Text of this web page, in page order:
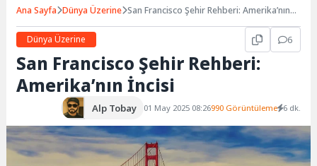
Ana Sayfa Dünya Üzerine San Francisco Şehir Rehberi: Amerika’nın
Dünya Üzerine
6
San Francisco Şehir Rehberi:
Amerika’nın İncisi
Alp Tobay 01 May 2025 08:26990 Görüntüleme 6 dk.